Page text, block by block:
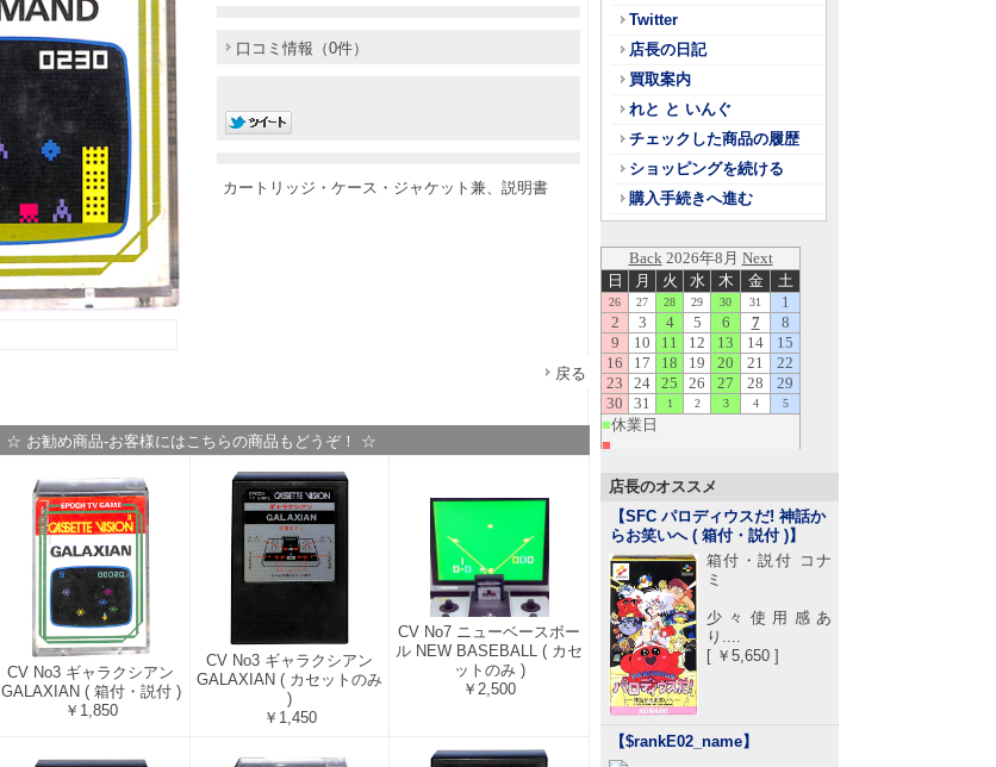
口コミ情報（0件）
カートリッジ・ケース・ジャケット兼、説明書
戻る
☆ お勧め商品-お客様にはこちらの商品もどうぞ！ ☆
CV No3 ギャラクシアン
GALAXIAN ( 箱付・説付 )
￥1,850
CV No3 ギャラクシアン
GALAXIAN ( カセットのみ
)
￥1,450
CV No7 ニューベースボー
ル NEW BASEBALL ( カセ
ットのみ )
￥2,500
Twitter
店長の日記
買取案内
れと と いんぐ
チェックした商品の履歴
ショッピングを続ける
購入手続きへ進む
店長のオススメ
【SFC パロディウスだ! 神話か
らお笑いへ ( 箱付・説付 )】
箱付・説付 コナ
ミ
少々使用感あ
り....
[ ￥5,650 ]
【$rankE02_name】